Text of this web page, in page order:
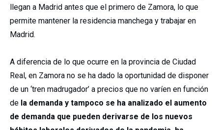
llegan a Madrid antes que el primero de Zamora, lo que
permite mantener la residencia manchega y trabajar en
Madrid.
A diferencia de lo que ocurre en la provincia de Ciudad
Real, en Zamora no se ha dado la oportunidad de disponer
de un ‘tren madrugador’ a precios que no varíen en función
de la demanda y tampoco se ha analizado el aumento
de demanda que pueden derivarse de los nuevos